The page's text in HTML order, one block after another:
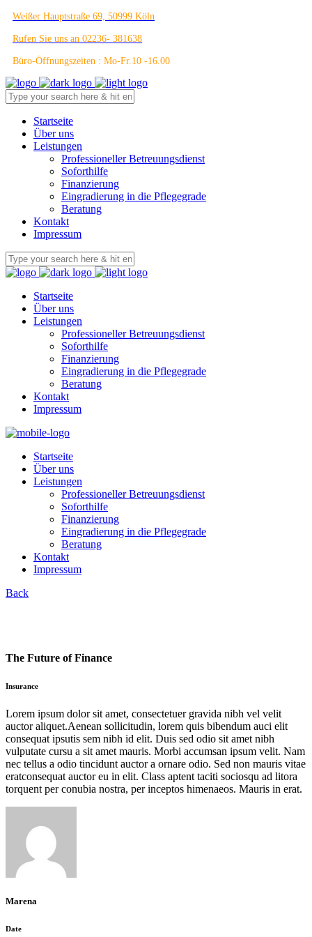
Weißer Hauptstraße 69, 50999 Köln
Rufen Sie uns an 02236- 381638
Büro-Öffnungszeiten : Mo-Fr.10 -16.00
Startseite
Über uns
Leistungen
Professioneller Betreuungsdienst
Soforthilfe
Finanzierung
Eingradierung in die Pflegegrade
Beratung
Kontakt
Impressum
Startseite
Über uns
Leistungen
Professioneller Betreuungsdienst
Soforthilfe
Finanzierung
Eingradierung in die Pflegegrade
Beratung
Kontakt
Impressum
Startseite
Über uns
Leistungen
Professioneller Betreuungsdienst
Soforthilfe
Finanzierung
Eingradierung in die Pflegegrade
Beratung
Kontakt
Impressum
Back
The Future of Finance
Insurance
Lorem ipsum dolor sit amet, consectetuer gravida nibh vel velit
auctor aliquet.Aenean sollicitudin, lorem quis bibendum auci elit
consequat ipsutis sem nibh id elit. Duis sed odio sit amet nibh
vulputate cursu a sit amet mauris. Morbi accumsan ipsum velit. Nam
nec tellus a odio tincidunt auctor a ornare odio. Sed non mauris vitae
eratconsequat auctor eu in elit. Class aptent taciti sociosqu ad litora
torquent per conubia nostra, per inceptos himenaeos. Mauris in erat.
Marena
Date